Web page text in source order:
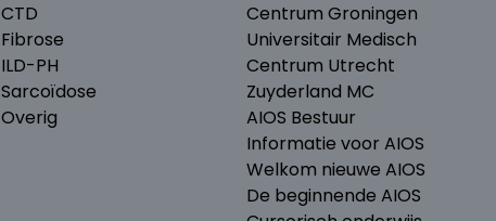
CTD
Fibrose
ILD-PH
Sarcoïdose
Overig
Centrum Groningen
Universitair Medisch
Centrum Utrecht
Zuyderland MC
AIOS Bestuur
Informatie voor AIOS
Welkom nieuwe AIOS
De beginnende AIOS